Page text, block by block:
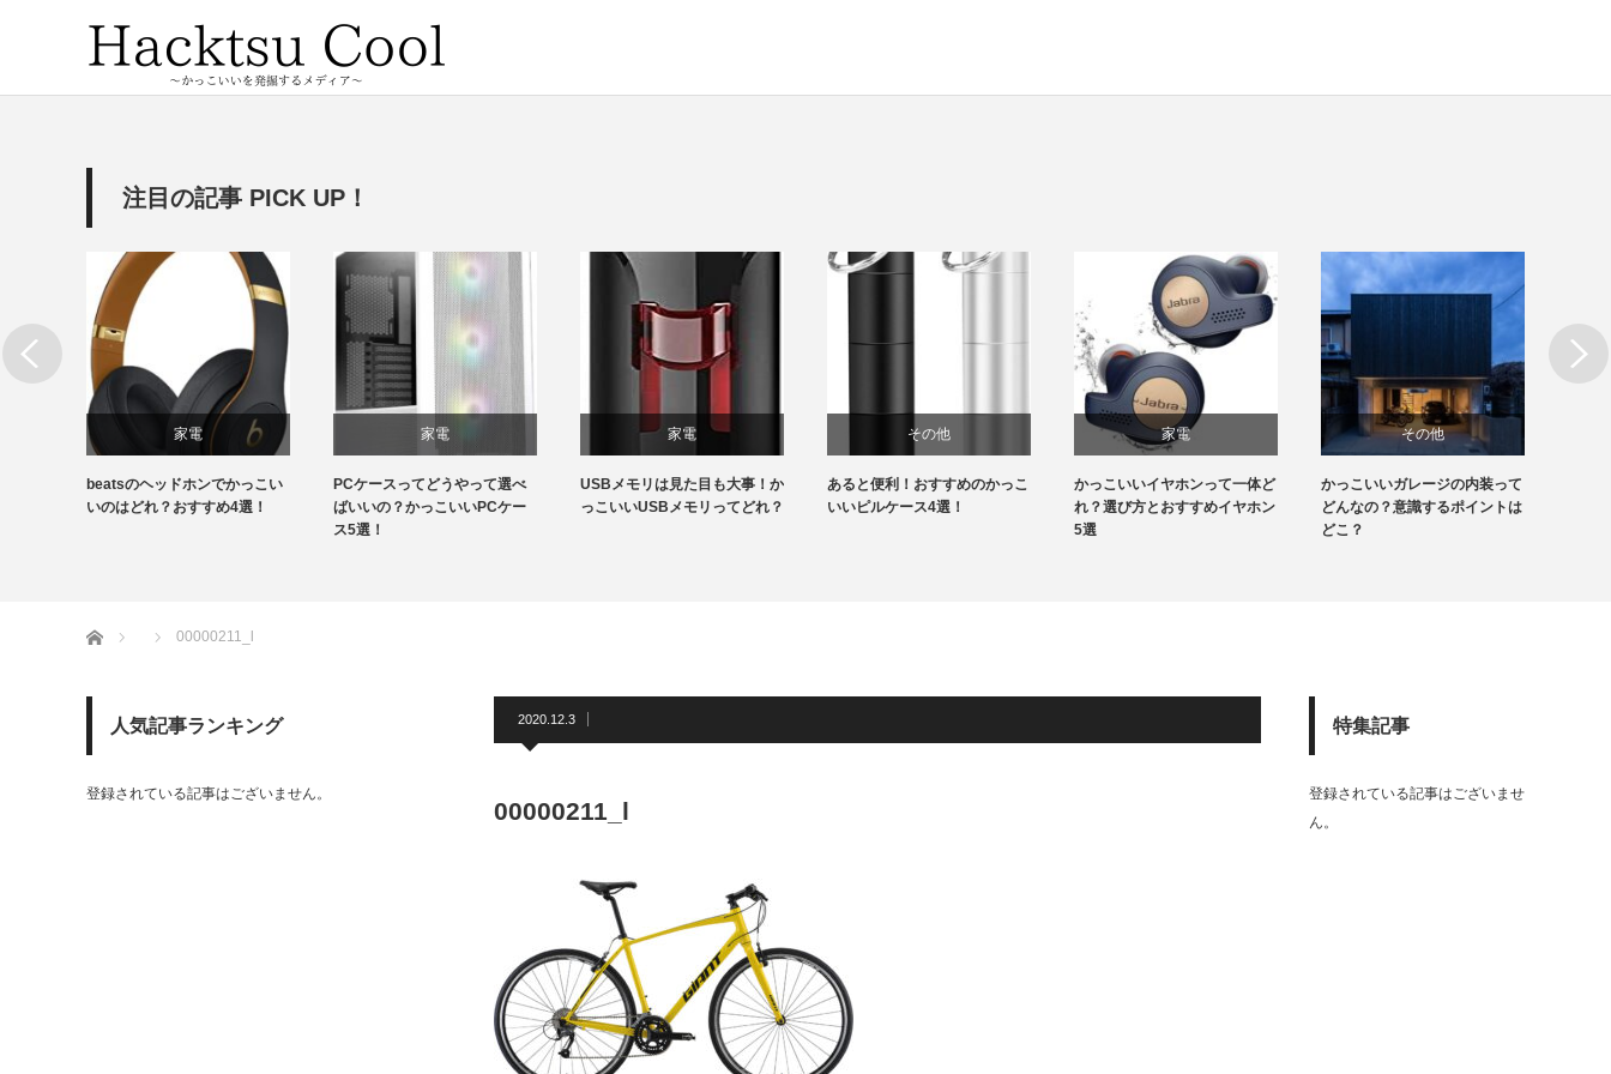
注目の記事 PICK UP！
家電
beatsのヘッドホンでかっこい
いのはどれ？おすすめ4選！
家電
PCケースってどうやって選べ
ばいいの？かっこいいPCケー
ス5選！
家電
USBメモリは見た目も大事！か
っこいいUSBメモリってどれ？
その他
あると便利！おすすめのかっこ
いいピルケース4選！
家電
かっこいいイヤホンって一体ど
れ？選び方とおすすめイヤホン
5選
その他
かっこいいガレージの内装って
どんなの？意識するポイントは
どこ？
Next
ホーム 00000211_l
2020.12.3
00000211_l
人気記事ランキング
登録されている記事はございません。
特集記事
登録されている記事はございませ
ん。